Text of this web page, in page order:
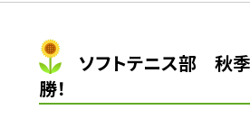
ソフトテニス部 秋
勝！